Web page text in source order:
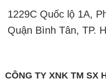
1229C Quốc lộ 1A,
Quận Bình Tân, TP.
CÔNG TY XNK TM SX